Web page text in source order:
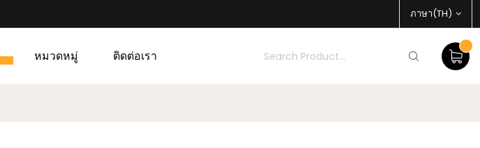
ภาษา(TH)
หมวดหมู่ ติดต่อเรา